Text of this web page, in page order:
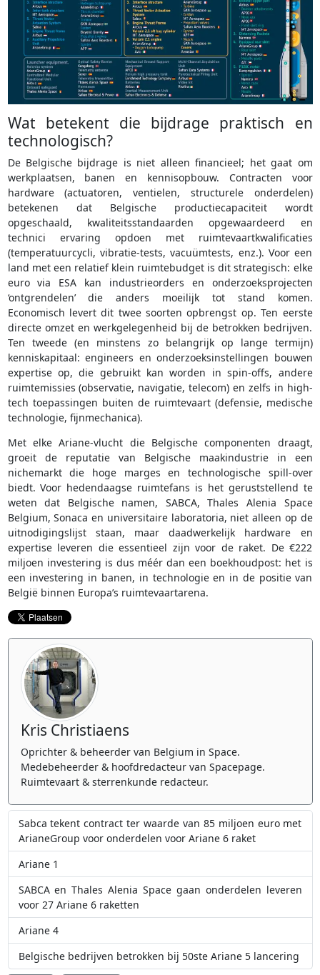
Wat betekent die bijdrage praktisch en
technologisch?
De Belgische bijdrage is niet alleen financieel; het gaat om
werkplaatsen, banen en kennisopbouw. Contracten voor
hardware (actuatoren, ventielen, structurele onderdelen)
betekenen dat Belgische productiecapaciteit wordt
opgeschaald, kwaliteitsstandaarden opgewaardeerd en
technici ervaring opdoen met ruimtevaartkwalificaties
(temperatuurcycli, vibratie-tests, vacuümtests, enz.). Voor een
land met een relatief klein ruimtebudget is dit strategisch: elke
euro via ESA kan industrieorders en onderzoeksprojecten
‘ontgrendelen’ die anders moeilijk tot stand komen.
Economisch levert dit twee soorten opbrengst op. Ten eerste
directe omzet en werkgelegenheid bij de betrokken bedrijven.
Ten tweede (en minstens zo belangrijk op lange termijn)
kenniskapitaal: engineers en onderzoeksinstellingen bouwen
expertise op, die gebruikt kan worden in spin-offs, andere
ruimtemissies (observatie, navigatie, telecom) en zelfs in high-
tech toepassingen buiten de ruimtevaart (defensie, medische
technologie, fijnmechanica).
Met elke Ariane-vlucht die Belgische componenten draagt,
groeit de reputatie van Belgische maakindustrie in een
nichemarkt die hoge marges en technologische spill-over
biedt. Voor hedendaagse ruimtefans is het geruststellend te
weten dat Belgische namen, SABCA, Thales Alenia Space
Belgium, Sonaca en universitaire laboratoria, niet alleen op de
uitnodigingslijst staan, maar daadwerkelijk hardware en
expertise leveren die essentieel zijn voor de raket. De €222
miljoen investering is dus méér dan een boekhoudpost: het is
een investering in banen, in technologie en in de positie van
België binnen Europa’s ruimtevaartarena.
Kris Christiaens
Oprichter & beheerder van Belgium in Space.
Medebeheerder & hoofdredacteur van Spacepage.
Ruimtevaart & sterrenkunde redacteur.
Sabca tekent contract ter waarde van 85 miljoen euro met
ArianeGroup voor onderdelen voor Ariane 6 raket
Ariane 1
SABCA en Thales Alenia Space gaan onderdelen leveren
voor 27 Ariane 6 raketten
Ariane 4
Belgische bedrijven betrokken bij 50ste Ariane 5 lancering